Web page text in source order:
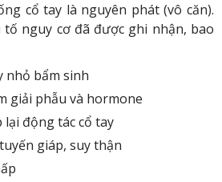
cổ tay là nguyên phát (vô căn).
nguy cơ đã được ghi nhận, bao
nhỏ bẩm sinh
giải phẫu và hormone
lại động tác cổ tay
giáp, suy thận